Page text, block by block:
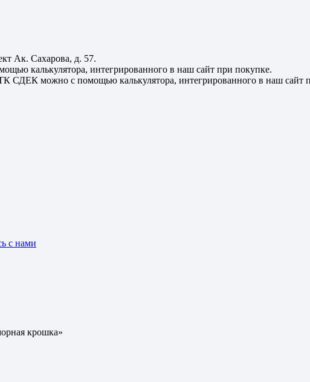
Ак. Сахарова, д. 57.
калькулятора, интегрированного в наш сайт при покупке.
ТК СДЕК можно с помощью калькулятора, интегрированного в наш сайт
с нами
крошка»